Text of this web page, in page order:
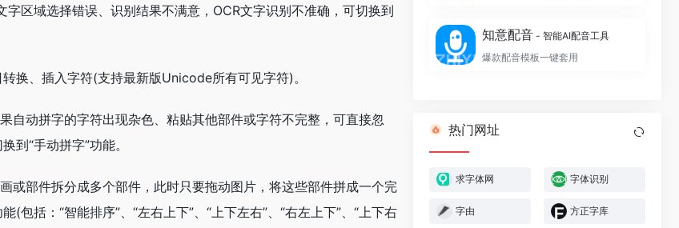
字区域选择错误、识别结果不满意，OCR文字识别不准确，可切换到
换、插入字符(支持最新版Unicode所有可见字符)。
自动拼字的字符出现杂色、粘贴其他部件或字符不完整，可直接忽
到“手动拼字”功能。
或部件拆分成多个部件，此时只要拖动图片，将这些部件拼成一个完
(包括：“智能排序”、“左右上下”、“上下左右”、“右左上下”、“上下右
知意配音 - 智能AI配音工具
爆款配音模板一键套用
热门网址
求字体网 字体识别
字由 方正字库